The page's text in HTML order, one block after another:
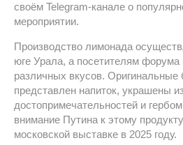
своём Telegram-канале о
мероприятии.
Производство лимонада
юге Урала, а посетителям
различных вкусов. Оригинальные
представлен напиток, украшены
достопримечательностей и
внимание Путина к этому
московской выставке в 2025 году.